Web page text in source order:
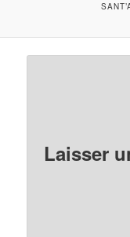
Laisser